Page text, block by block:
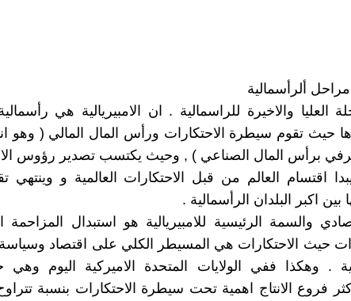
مراحل ألرأسمالية
العليا والاخيرة للراسمالية . ان الامبيريالية هي
حيث تقوم سيطرة الاحتكارات ورأس المال المالي ( وهو
برأس المال الصناعي ) , وحيث يكتسب تصدير رؤوس
اقتسام العالم من قبل الاحتكارات العالمية و وينتهي
بين اكبر البلدان الرأسمالية .
والسمة الرئيسية للامبيريالية هو استبدال المزاحمة
حيث الاحتكارات هي المسيطر الكلي على اقتصاد وسياسة
. وهكذا ففي الولايات المتحدة الاميركية اليوم
اكثر فروع الانتاج اهمية تحت سيطرة الاحتكارات بنسبة